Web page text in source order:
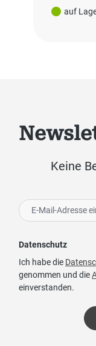
auf
Keine
Datenschutz
Ich habe die
genommen und die
einverstanden.